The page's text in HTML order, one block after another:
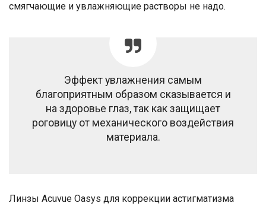
смягчающие и увлажняющие растворы не надо.
Эффект увлажнения самым
благоприятным образом сказывается и
на здоровье глаз, так как защищает
роговицу от механического воздействия
материала.
Линзы Acuvue Oasys для коррекции астигматизма